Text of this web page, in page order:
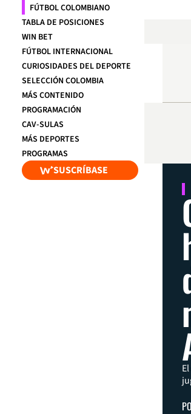
FÚTBOL COLOMBIANO
TABLA DE POSICIONES
WIN BET
FÚTBOL INTERNACIONAL
CURIOSIDADES DEL DEPORTE
SELECCIÓN COLOMBIA
MÁS CONTENIDO
PROGRAMACIÓN
CAV-SULAS
MÁS DEPORTES
PROGRAMAS
SUSCRÍBASE